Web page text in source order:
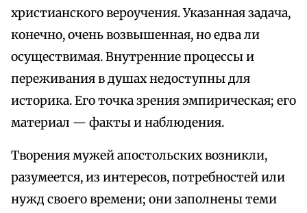
христианского вероучения. Указанная задача,
конечно, очень возвышенная, но едва ли
осуществимая. Внутренние процессы и
переживания в душах недоступны для
историка. Его точка зрения эмпирическая; его
материал — факты и наблюдения.
Творения мужей апостольских возникли,
разумеется, из интересов, потребностей или
нужд своего времени; они заполнены теми